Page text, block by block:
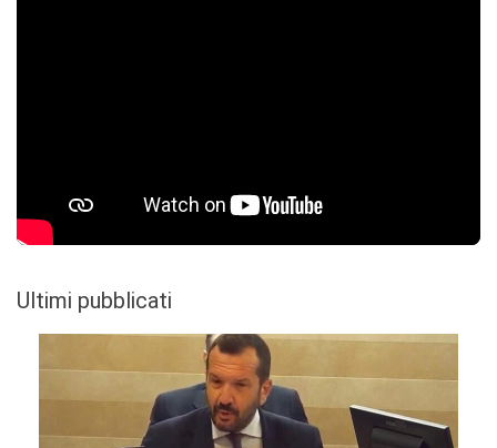
Ultimi pubblicati